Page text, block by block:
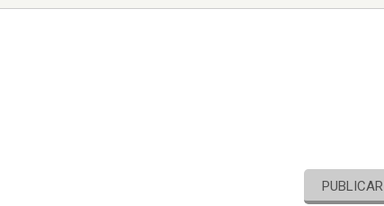
PUBLICAR